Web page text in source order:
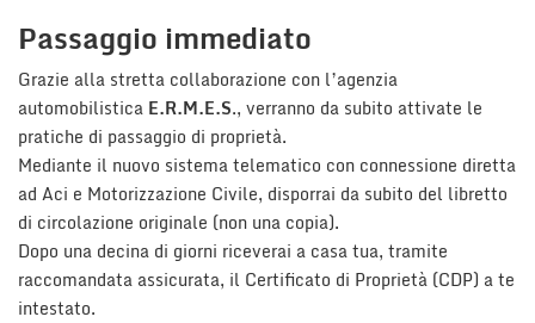
Passaggio immediato
Grazie alla stretta collaborazione con l’agenzia
automobilistica E.R.M.E.S., verranno da subito attivate le
pratiche di passaggio di proprietà.
Mediante il nuovo sistema telematico con connessione diretta
ad Aci e Motorizzazione Civile, disporrai da subito del libretto
di circolazione originale (non una copia).
Dopo una decina di giorni riceverai a casa tua, tramite
raccomandata assicurata, il Certificato di Proprietà (CDP) a te
intestato.